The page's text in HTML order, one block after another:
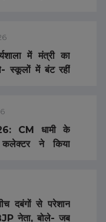
में मंत्री का
स्कूलों में बंट रहीं
CM धामी के
कलेक्टर ने किया
दबंगों से परेशान
नेता, बोले- जब